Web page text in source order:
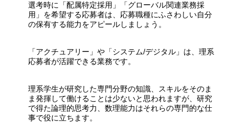
選考時に「配属特定採用」「グローバル関連業務採
用」を希望する応募者は、応募職種にふさわしい自分
の保有する能力をアピールしましょう。
「アクチュアリー」や「システム/デジタル」は、理系
応募者が活躍できる業務です。
理系学生が研究した専門分野の知識、スキルをそのま
ま発揮して働けることは少ないと思われますが、研究
で得た論理的思考力、数理能力はそれらの専門的な仕
事で役に立ちます。